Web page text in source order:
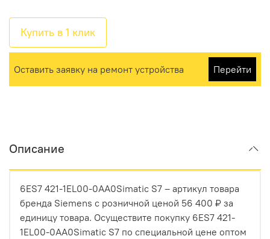
Купить в 1 клик
Оставить заявку на ремонт устройства Перейти
Описание
6ES7 421-1EL00-0AA0Simatic S7 – артикул товара
бренда Siemens с розничной ценой 56 400 ₽ за
единицу товара. Осуществите покупку 6ES7 421-
1EL00-0AA0Simatic S7 по специальной цене оптом